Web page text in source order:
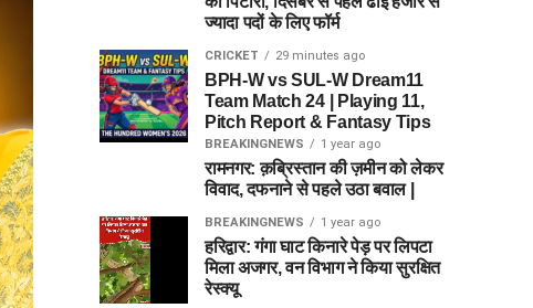
ज्यादा पदों के लिए फॉर्म
CRICKET 29 minutes ago
BPH-W vs SUL-W Dream11
Team Match 24 | Playing 11,
Pitch Report & Fantasy Tips
BREAKINGNEWS 1 year ago
रामनगर: क़ब्रिस्तान की ज़मीन को लेकर
विवाद, दफनाने से पहले उठा बवाल |
BREAKINGNEWS 1 year ago
हरिद्वार: गंगा घाट किनारे पेड़ पर लिपटा
मिला अजगर, वन विभाग ने किया सुरक्षित
रेस्क्यू